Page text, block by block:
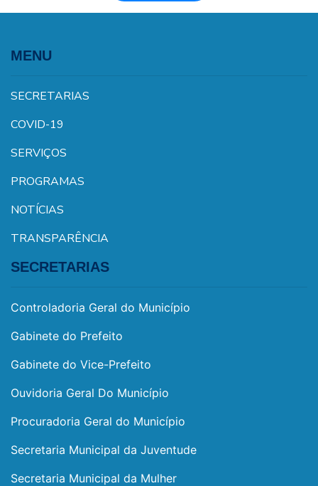
MENU
SECRETARIAS
COVID-19
SERVIÇOS
PROGRAMAS
NOTÍCIAS
TRANSPARÊNCIA
SECRETARIAS
Controladoria Geral do Município
Gabinete do Prefeito
Gabinete do Vice-Prefeito
Ouvidoria Geral Do Município
Procuradoria Geral do Município
Secretaria Municipal da Juventude
Secretaria Municipal da Mulher